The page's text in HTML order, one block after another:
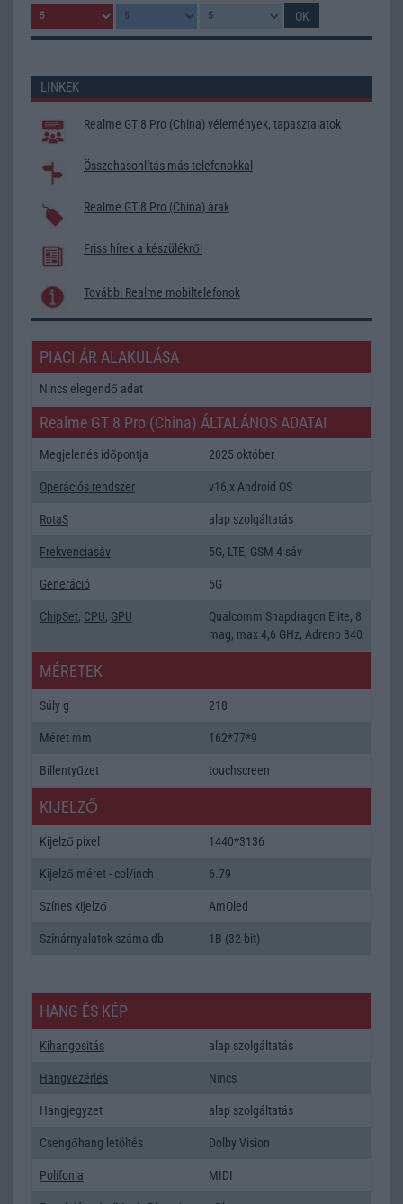
LINKEK
Realme GT 8 Pro (China) vélemények, tapasztalatok
Összehasonlítás más telefonokkal
Realme GT 8 Pro (China) árak
Friss hírek a készülékről
További Realme mobiltelefonok
PIACI ÁR ALAKULÁSA
Nincs elegendő adat
Realme GT 8 Pro (China) ÁLTALÁNOS ADATAI
Megjelenés időpontja 2025 október
Operációs rendszer v16,x Android OS
RotaS alap szolgáltatás
Frekvenciasáv 5G, LTE, GSM 4 sáv
Generáció 5G
ChipSet, CPU, GPU
Qualcomm Snapdragon Elite, 8
mag, max 4,6 GHz, Adreno 840
MÉRETEK
Súly g 218
Méret mm 162*77*9
Billentyűzet touchscreen
KIJELZŐ
Kijelző pixel 1440*3136
Kijelző méret - col/inch 6.79
Színes kijelző AmOled
Színárnyalatok száma db 1B (32 bit)
HANG ÉS KÉP
Kihangositás alap szolgáltatás
Hangvezérlés Nincs
Hangjegyzet alap szolgáltatás
Csengőhang letöltés Dolby Vision
Polifonia MIDI